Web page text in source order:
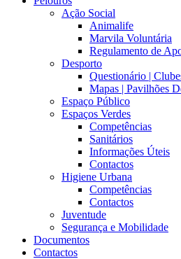
Ação Social
Animalife
Marvila Voluntária
Regulamento de
Desporto
Questionário |
Mapas | Pavilhões
Espaço Público
Espaços Verdes
Competências
Sanitários
Informações Úteis
Contactos
Higiene Urbana
Competências
Contactos
Juventude
Segurança e Mobilidade
Documentos
Contactos